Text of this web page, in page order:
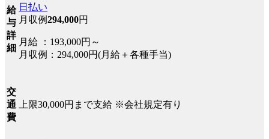
給
与
詳
細
日払い
月収例294,000円
月給 ：193,000円～
月収例：294,000円(月給＋各種手当)
交
通
費
上限30,000円まで支給 ※会社規定有り